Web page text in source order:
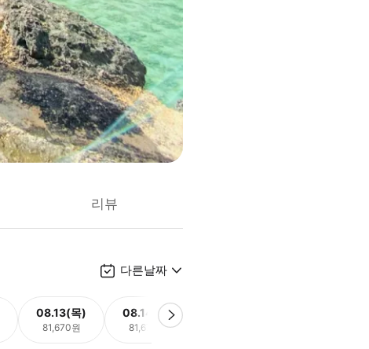
리뷰
다른날짜
08.13(목)
81,670원
08.14(금)
81,670원